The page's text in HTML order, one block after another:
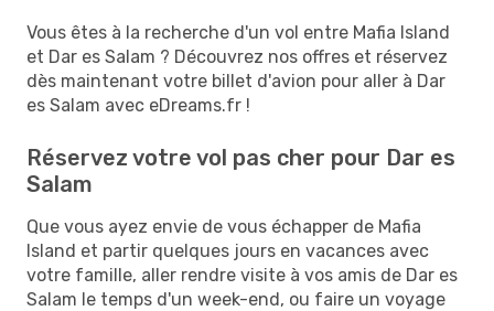
Vous êtes à la recherche d'un vol entre Mafia Island
et Dar es Salam ? Découvrez nos offres et réservez
dès maintenant votre billet d'avion pour aller à Dar
es Salam avec eDreams.fr !
Réservez votre vol pas cher pour Dar es
Salam
Que vous ayez envie de vous échapper de Mafia
Island et partir quelques jours en vacances avec
votre famille, aller rendre visite à vos amis de Dar es
Salam le temps d'un week-end, ou faire un voyage